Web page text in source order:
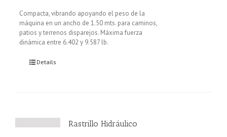
Compacta, vibrando apoyando el peso de la
máquina en un ancho de 1.50 mts. para caminos,
patios y terrenos disparejos. Máxima fuerza
dinámica entre 6.402 y 9.587 lb.
Details
Rastrillo Hidráulico